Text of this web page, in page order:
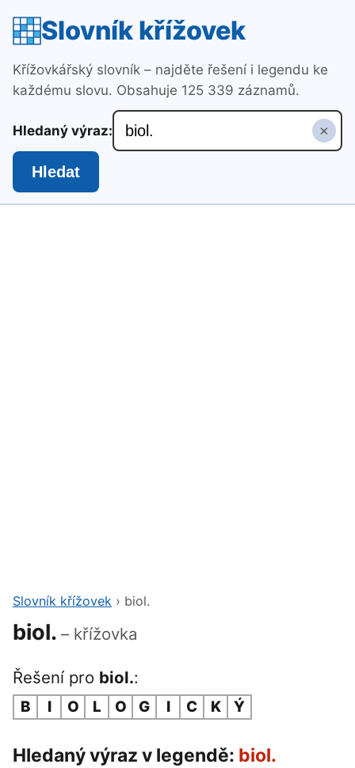
Slovník křížovek
Křížovkářský slovník – najděte řešení i legendu ke
každému slovu. Obsahuje 125 339 záznamů.
Hledaný výraz: ×
Hledat
Slovník křížovek › biol.
biol. – křížovka
Řešení pro biol.:
B I O L O G I C K Ý
Hledaný výraz v legendě: biol.